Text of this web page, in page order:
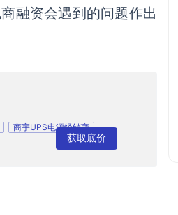
融资会遇到的问题作出
商宇UPS电源经销商
获取底价